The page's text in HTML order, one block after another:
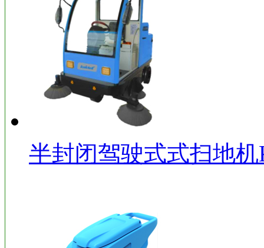
半封闭驾驶式式扫地机